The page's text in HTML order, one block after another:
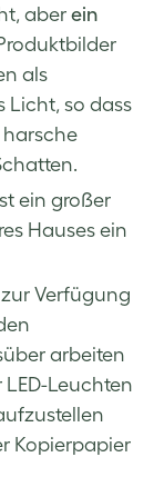
aber ein
als
Licht, so dass
harsche
ein großer
Hauses ein
zur Verfügung
arbeiten
Leuchten
Kopierpapier